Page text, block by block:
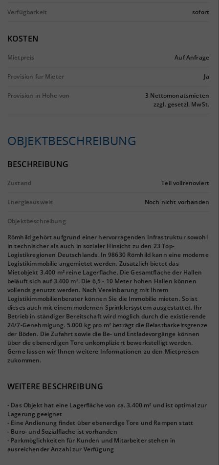
Verfügbarkeit sofort
KOSTEN
Mietpreis Auf Anfrage
Provision für Mieter Ja
Provision in Höhe von
3 Nettomonatsmieten
zzgl. gesetzl. MwSt.
OBJEKTBESCHREIBUNG
BESCHREIBUNG
Zustand Teil vollrenoviert
Energieausweis Noch nicht vorhanden
Objektbeschreibung
Römhild gehört aufgrund einer hervorragenden Infrastruktur sowohl
in technischer als auch in sozialer Hinsicht zu den 23 Top-
Logistikregionen Deutschlands. In 98630 Römhild kann eine moderne
Logistikimmobilie angemietet werden. Zusätzlich bietet das
Mietobjekt 3.400 m² reine Lagerfläche. Die Gesamtfläche der Hallen
beläuft sich auf 3.400 m². Die 6,5 - 10 Meter hohen Hallen können
vollends genutzt werden. Nach Vereinbarung mit Ihrem
Logistikimmobilienberater können Sie die Immobilie mieten. So ist
dieses auch mit einem modernen Sprinklersystem ausgestattet. Ihr
Betrieb in ständiger Bereitschaft wird möglich durch die existierende
24/7-Genehmigung. 5.000 kg pro m² beträgt die Belastbarkeitsgrenze
der Böden. Die Zufahrt sowie die Be- und Entladevorgänge können
über die ebenerdigen Tore unkompliziert bewerkstelligt werden.
Gerne lassen wir Ihnen weitere Informationen zu den Mietpreisen
zukommen.
WEITERE BESCHREIBUNG
- Das Objekt hat eine Lagerfläche von ca. 3.400 m² und ist optimal zur
Lagerung geeignet
- Eine Andienung findet über ebenerdige Tore und Rampen statt
- Büro- und Sozialfläche ist vorhanden
- Parkmöglichkeiten für Kunden und Mitarbeiter stehen in
ausreichender Anzahl zur Verfügung